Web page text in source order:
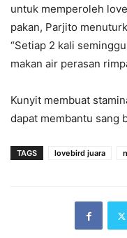
untuk memperoleh
pakan, Parjito
“Setiap 2 kali
makan air perasan
Kunyit membuat
dapat membantu sang
TAGS lovebird juara